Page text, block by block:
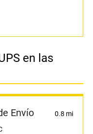
en las
Envío
0.8 mi